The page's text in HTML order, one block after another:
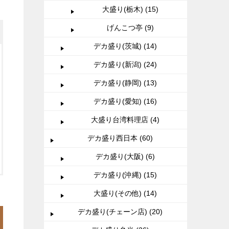
大盛り(栃木) (15)
げんこつ亭 (9)
デカ盛り(茨城) (14)
デカ盛り(新潟) (24)
デカ盛り(静岡) (13)
デカ盛り(愛知) (16)
大盛り台湾料理店 (4)
デカ盛り西日本 (60)
デカ盛り(大阪) (6)
デカ盛り(沖縄) (15)
大盛り(その他) (14)
デカ盛り(チェーン店) (20)